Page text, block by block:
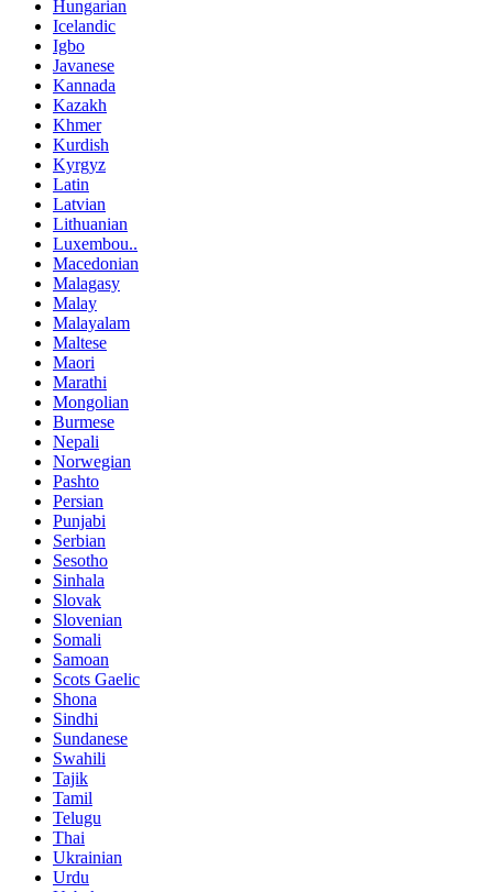
Hungarian
Icelandic
Igbo
Javanese
Kannada
Kazakh
Khmer
Kurdish
Kyrgyz
Latin
Latvian
Lithuanian
Luxembou..
Macedonian
Malagasy
Malay
Malayalam
Maltese
Maori
Marathi
Mongolian
Burmese
Nepali
Norwegian
Pashto
Persian
Punjabi
Serbian
Sesotho
Sinhala
Slovak
Slovenian
Somali
Samoan
Scots Gaelic
Shona
Sindhi
Sundanese
Swahili
Tajik
Tamil
Telugu
Thai
Ukrainian
Urdu